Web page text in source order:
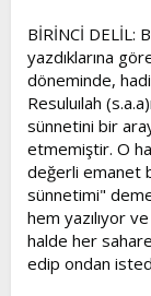
BİRİNCİ DELİL:
yazdıklarına
döneminde,
Resuluılah
sünnetini bir
etmemiştir. O
değerli emanet
sünnetimi"
hem yazılıyor
halde her
edip ondan